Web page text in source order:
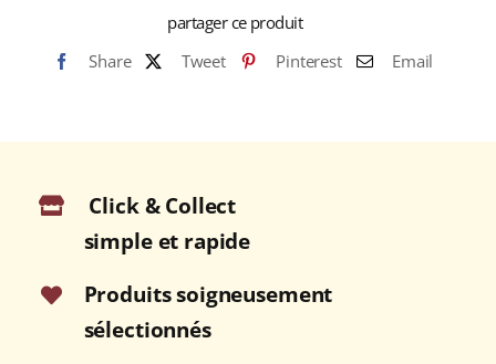
partager ce produit
Share
Tweet Pinterest Email
Click & Collect
simple et rapide
Produits soigneusement
sélectionnés